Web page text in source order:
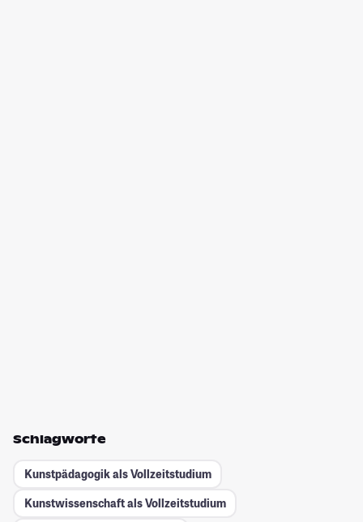
Schlagworte
Kunstpädagogik als Vollzeitstudium
Kunstwissenschaft als Vollzeitstudium